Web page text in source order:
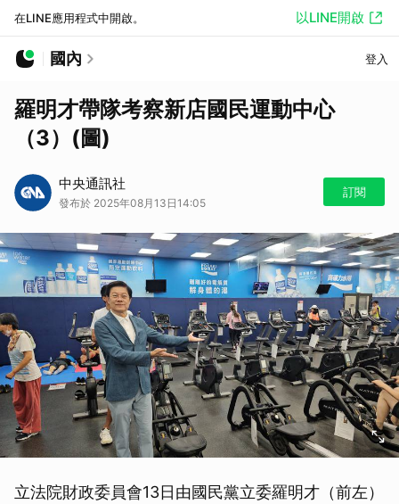
在LINE應用程式中開啟。 以LINE開啟
國內 登入
羅明才帶隊考察新店國民運動中心
（3）(圖)
中央通訊社
發布於 2025年08月13日14:05
訂閱
立法院財政委員會13日由國民黨立委羅明才（前左）